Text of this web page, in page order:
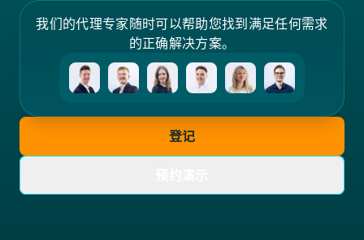
我们的代理专家随时可以帮助您找到满足任何需求
的正确解决方案。
登记